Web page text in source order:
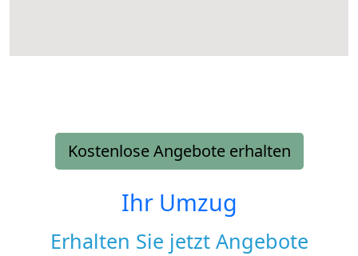
Kostenlose Angebote erhalten
Ihr Umzug
Erhalten Sie jetzt Angebote